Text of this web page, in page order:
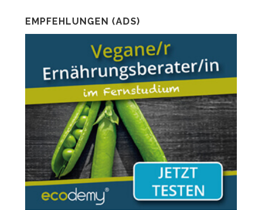
EMPFEHLUNGEN (ADS)